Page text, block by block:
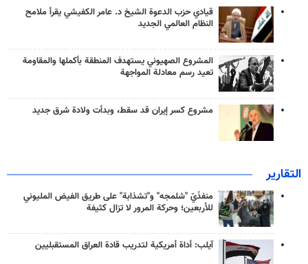
قيادي حزب الدعوة الشيخ د. عامر الكفيشي يقرأ ملامح
النظام العالمي الجديد
المشروع الصهيوني يستهدف المنطقة بأكملها والمقاومة
تعيد رسم معادلة المواجهة
مشروع كسر إيران قد سقط، وبدأت ولادة شرق جديد
التقارير
منفذَيّ "شلمجه" و"تشذابة" على طريق الفيض المليوني
للأربعين؛ وحركة المرور لا تزال كثيفة
آيلب: أداة أمريكية لتدريب قادة العراق المستقبليين